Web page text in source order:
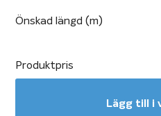
löpmeter i längd. För att
bottenmatta till en pool som
som är 2 meter bred och 16
Önskad längd (m)
Produktpris
Lägg till i